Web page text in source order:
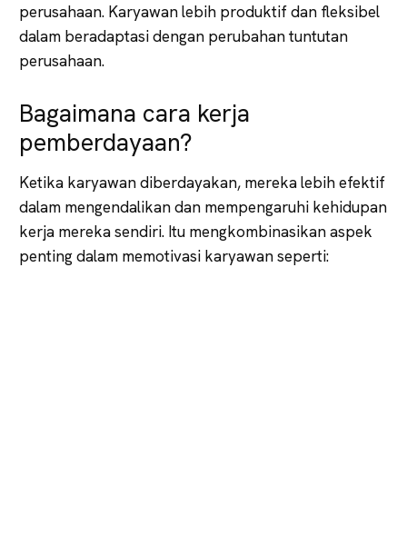
perusahaan. Karyawan lebih produktif dan fleksibel
dalam beradaptasi dengan perubahan tuntutan
perusahaan.
Bagaimana cara kerja
pemberdayaan?
Ketika karyawan diberdayakan, mereka lebih efektif
dalam mengendalikan dan mempengaruhi kehidupan
kerja mereka sendiri. Itu mengkombinasikan aspek
penting dalam memotivasi karyawan seperti: